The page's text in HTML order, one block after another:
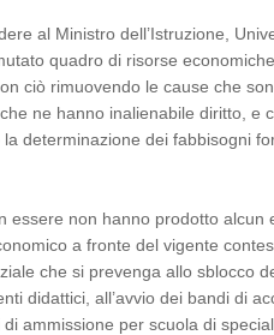
al Ministro dell’Istruzione,
quadro di risorse
ciò rimuovendo le cause che
ne hanno inalienabile diritto, e
determinazione dei fabbisogni
essere non hanno prodotto alcun
a fronte del vigente
che si prevenga allo sblocco
didattici, all’avvio dei bandi di
ammissione per scuola di